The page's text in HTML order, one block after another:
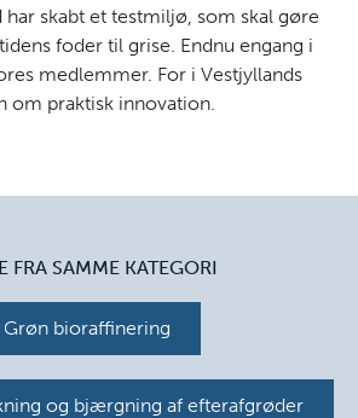
skabt et testmiljø, som skal gøre
foder til grise. Endnu engang i
medlemmer. For i Vestjyllands
om praktisk innovation.
FRA SAMME KATEGORI
Grøn bioraffinering
og bjærgning af efterafgrøder